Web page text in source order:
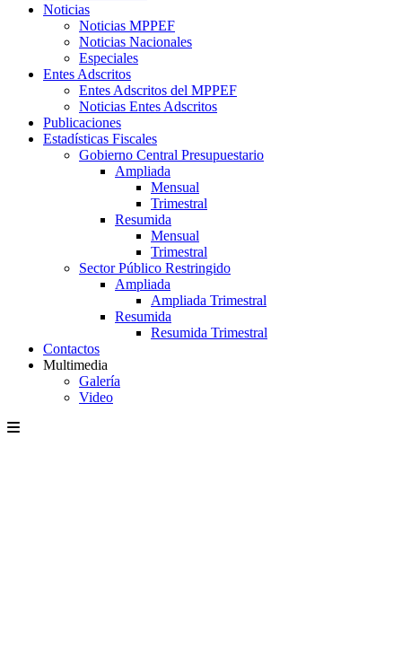
Noticias
Noticias MPPEF
Noticias Nacionales
Especiales
Entes Adscritos
Entes Adscritos del MPPEF
Noticias Entes Adscritos
Publicaciones
Estadísticas Fiscales
Gobierno Central Presupuestario
Ampliada
Mensual
Trimestral
Resumida
Mensual
Trimestral
Sector Público Restringido
Ampliada
Ampliada Trimestral
Resumida
Resumida Trimestral
Contactos
Multimedia
Galería
Video